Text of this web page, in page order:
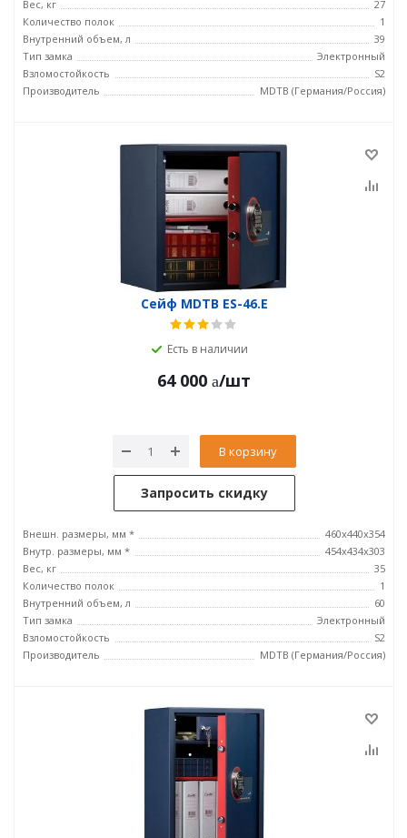
Вес, кг
27
Количество полок
1
Внутренний объем, л
39
Тип замка
Электронный
Взломостойкость
S2
Производитель
MDTB (Германия/Россия)
Сейф MDTB ES-46.E
Есть в наличии
64 000 /шт
В корзину
Запросить скидку
Внешн. размеры, мм *
460x440x354
Внутр. размеры, мм *
454x434x303
Вес, кг
35
Количество полок
1
Внутренний объем, л
60
Тип замка
Электронный
Взломостойкость
S2
Производитель
MDTB (Германия/Россия)